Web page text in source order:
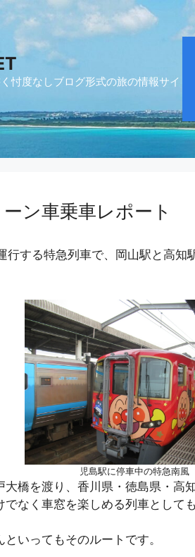
忖度なしブログ形式の旅の情報サイ
ン車乗車レポート
行する特急列車で、岡山駅と高知
児島駅に停車中の特急南風
橋を渡り、香川県・徳島県・高
なく車窓を楽しめる列車として
いってもそのルートです。